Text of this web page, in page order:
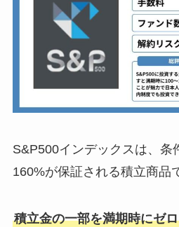
S&P500インデックスは、条
160%が保証される積立商品
積立金の一部を満期時にゼ